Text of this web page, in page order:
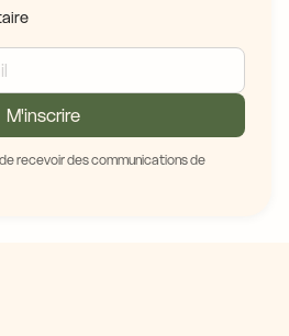
M'inscrire
recevoir des communications de